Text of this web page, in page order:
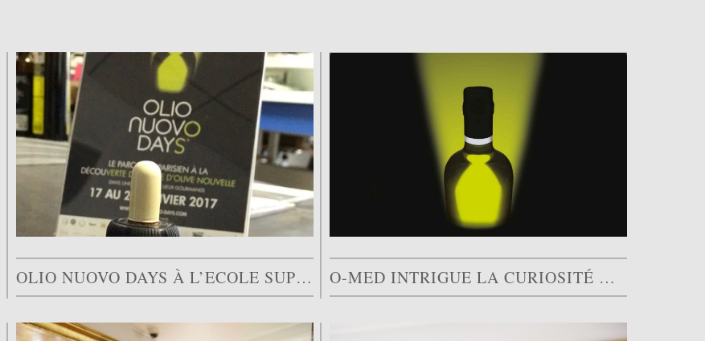
OLIO NUOVO DAYS À L’ECOLE SUPÉRIEURE DU PARFUM SAMEDI… O-MED INTRIGUE LA CURIOSITÉ DU CHEF AKRAME BENALLAL, «…